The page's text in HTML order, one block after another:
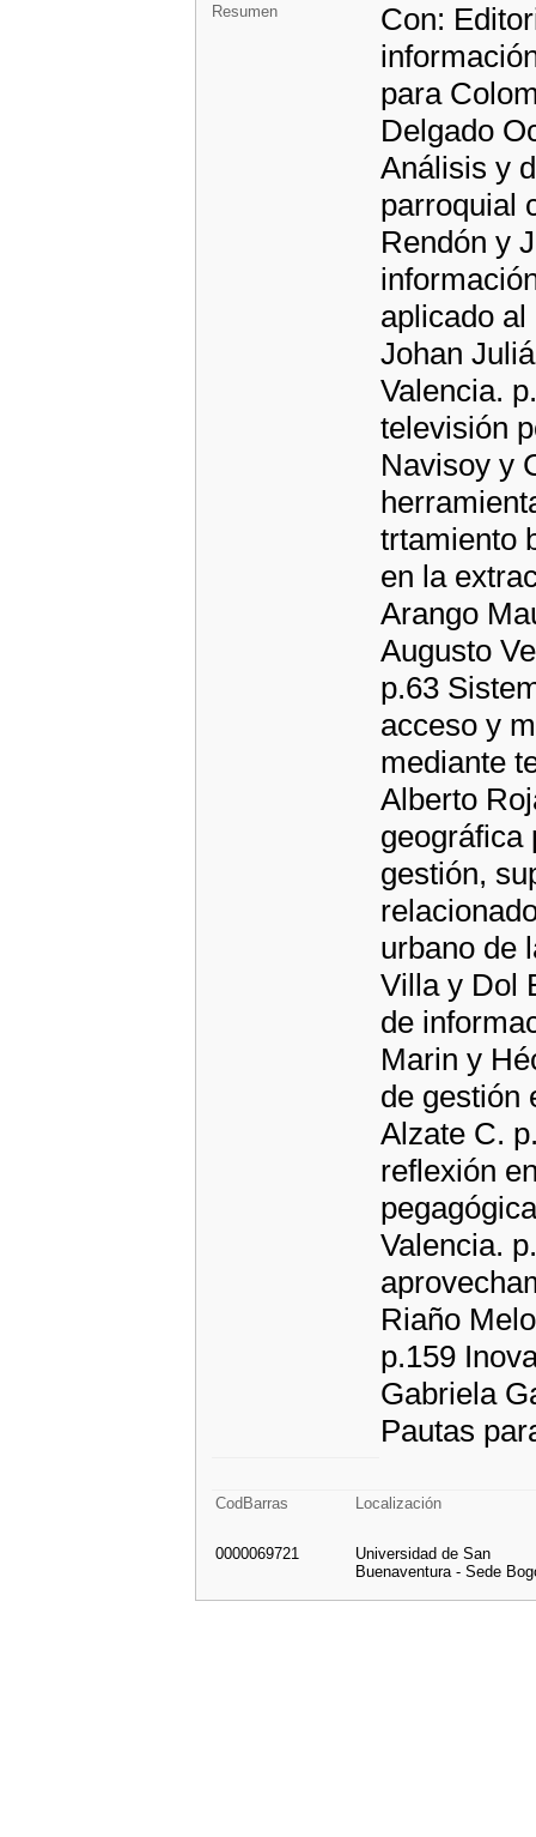
Resumen
Con:
para
Delgado
Análisis y
parroquial
Rendón y
aplicado
Johan
Valencia.
televisión
Navisoy y
trtamiento
en la
Arango
Augusto
p.63
acceso y
mediante
Alberto
geográfica
gestión,
urbano de
Villa y Dol
de
Marin y
de gestión
Alzate C.
reflexión
Valencia.
Riaño
p.159
Gabriela
Pautas
CodBarras Localización
0000069721
Universidad de San
Buenaventura - Sede